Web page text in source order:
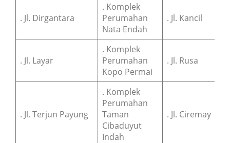
. Jl. Dirgantara
. Komplek
Perumahan
Nata Endah
. Jl. Kancil
. Jl. Layar
. Komplek
Perumahan
Kopo Permai
. Jl. Rusa
. Jl. Terjun Payung
. Komplek
Perumahan
Taman
Cibaduyut
Indah
. Jl. Ciremay